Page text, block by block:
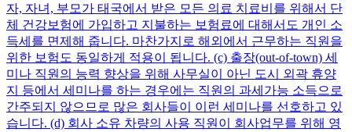
자, 자녀, 부모가 태국에서 받은 모든 의료 치료비를 위해서 단
체 건강보험에 가입하고 지불하는 보험료에 대해서도 개인 소
득세를 면제해 줍니다. 마찬가지로 해외에서 근무하는 직원을
위한 보험도 동일하게 적용이 됩니다. (c) 출장(out-of-town) 세
미나 직원의 능력 향상을 위해 사무실이 아닌 도시 외곽 휴양
지 등에서 세미나를 하는 경우에는 직원의 과세가능 소득으로
간주되지 않으므로 많은 회사들이 이런 세미나를 선호하고 있
습니다. (d) 회사 소유 차량의 사용 직원이 회사업무를 위해 영